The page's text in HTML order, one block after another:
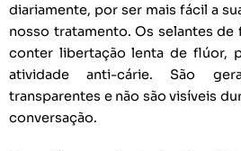
diariamente, por ser mais fácil a
nosso tratamento. Os selantes de
conter libertação lenta de flúor,
atividade anti-cárie. São
transparentes e não são visíveis
conversação.